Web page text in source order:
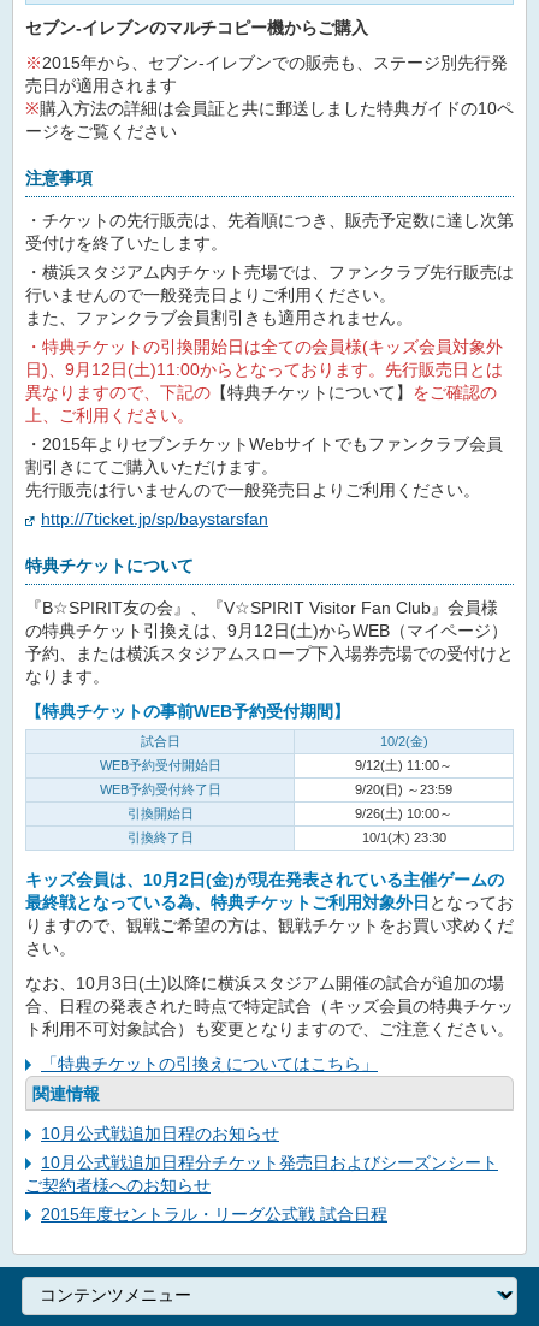
セブン-イレブンのマルチコピー機からご購入
※2015年から、セブン-イレブンでの販売も、ステージ別先行発
売日が適用されます
※購入方法の詳細は会員証と共に郵送しました特典ガイドの10ペ
ージをご覧ください
注意事項
・チケットの先行販売は、先着順につき、販売予定数に達し次第
受付けを終了いたします。
・横浜スタジアム内チケット売場では、ファンクラブ先行販売は
行いませんので一般発売日よりご利用ください。
また、ファンクラブ会員割引きも適用されません。
・特典チケットの引換開始日は全ての会員様(キッズ会員対象外
日)、9月12日(土)11:00からとなっております。先行販売日とは
異なりますので、下記の 【特典チケットについて】 をご確認の
上、ご利用ください。
・2015年よりセブンチケットWebサイトでもファンクラブ会員
割引きにてご購入いただけます。
先行販売は行いませんので一般発売日よりご利用ください。
http://7ticket.jp/sp/baystarsfan
特典チケットについて
『B☆SPIRIT友の会』、『V☆SPIRIT Visitor Fan Club』会員様
の特典チケット引換えは、9月12日(土)からWEB（マイページ）
予約、または横浜スタジアムスロープ下入場券売場での受付けと
なります。
【特典チケットの事前WEB予約受付期間】
試合日
10/2(金)
WEB予約受付開始日
9/12(土) 11:00～
WEB予約受付終了日
9/20(日) ～23:59
引換開始日
9/26(土) 10:00～
引換終了日
10/1(木) 23:30
キッズ会員は、10月2日(金)が現在発表されている主催ゲームの
最終戦となっている為、特典チケットご利用対象外日 となってお
りますので、観戦ご希望の方は、観戦チケットをお買い求めくだ
さい。
なお、10月3日(土)以降に横浜スタジアム開催の試合が追加の場
合、日程の発表された時点で特定試合（キッズ会員の特典チケッ
ト利用不可対象試合）も変更となりますので、ご注意ください。
「特典チケットの引換えについてはこちら」
関連情報
10月公式戦追加日程のお知らせ
10月公式戦追加日程分チケット発売日およびシーズンシート
ご契約者様へのお知らせ
2015年度セントラル・リーグ公式戦 試合日程